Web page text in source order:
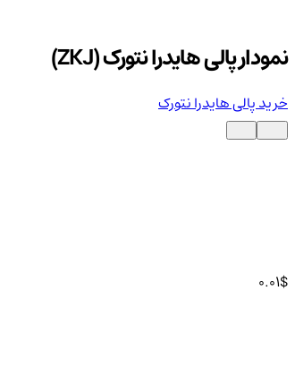
نمودار پالی هایدرا نتورک (ZKJ)
خرید پالی هایدرا نتورک
0.01$